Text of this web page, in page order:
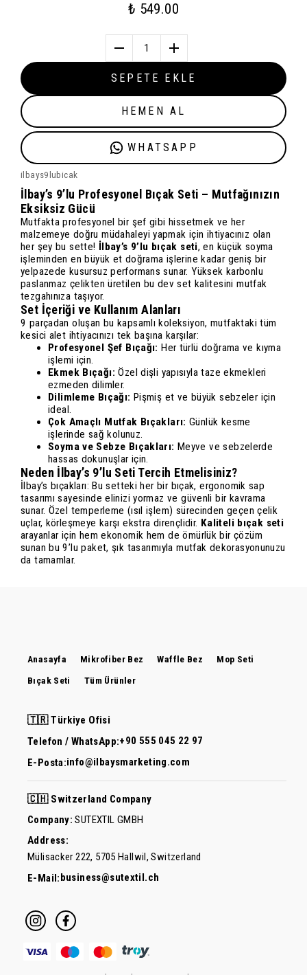
₺ 549.00
1
SEPETE EKLE
HEMEN AL
WHATSAPP
ilbays9lubicak
İlbay’s 9’lu Profesyonel Bıçak Seti – Mutfağınızın
Eksiksiz Gücü
Mutfakta profesyonel bir şef gibi hissetmek ve her
malzemeye doğru müdahaleyi yapmak için ihtiyacınız olan
her şey bu sette! İlbay’s 9’lu bıçak seti, en küçük soyma
işleminden en büyük et doğrama işlerine kadar geniş bir
yelpazede kusursuz performans sunar. Yüksek karbonlu
paslanmaz çelikten üretilen bu dev set kalitesini mutfak
tezgahınıza taşıyor.
Set İçeriği ve Kullanım Alanları
9 parçadan oluşan bu kapsamlı koleksiyon, mutfaktaki tüm
kesici alet ihtiyacınızı tek başına karşılar:
Profesyonel Şef Bıçağı: Her türlü doğrama ve kıyma
işlemi için.
Ekmek Bıçağı: Özel dişli yapısıyla taze ekmekleri
ezmeden dilimler.
Dilimleme Bıçağı: Pişmiş et ve büyük sebzeler için
ideal.
Çok Amaçlı Mutfak Bıçakları: Günlük kesme
işlerinde sağ kolunuz.
Soyma ve Sebze Bıçakları: Meyve ve sebzelerde
hassas dokunuşlar için.
Neden İlbay’s 9’lu Seti Tercih Etmelisiniz?
İlbay’s bıçakları: Bu setteki her bir bıçak, ergonomik sap
tasarımı sayesinde elinizi yormaz ve güvenli bir kavrama
sunar. Özel temperleme (ısıl işlem) sürecinden geçen çelik
uçlar, körleşmeye karşı ekstra dirençlidir. Kaliteli bıçak seti
arayanlar için hem ekonomik hem de ömürlük bir çözüm
sunan bu 9’lu paket, şık tasarımıyla mutfak dekorasyonunuzu
da tamamlar.
Anasayfa Mikrofiber Bez Waffle Bez
Mop Seti
Bıçak Seti
Tüm Ürünler
🇹🇷 Türkiye Ofisi
Telefon / WhatsApp:+90 555 045 22 97
E-Posta:info@ilbaysmarketing.com
🇨🇭 Switzerland Company
Company: SUTEXTIL GMBH
Address:
Mülisacker 222, 5705 Hallwil, Switzerland
E-Mail:business@sutextil.ch